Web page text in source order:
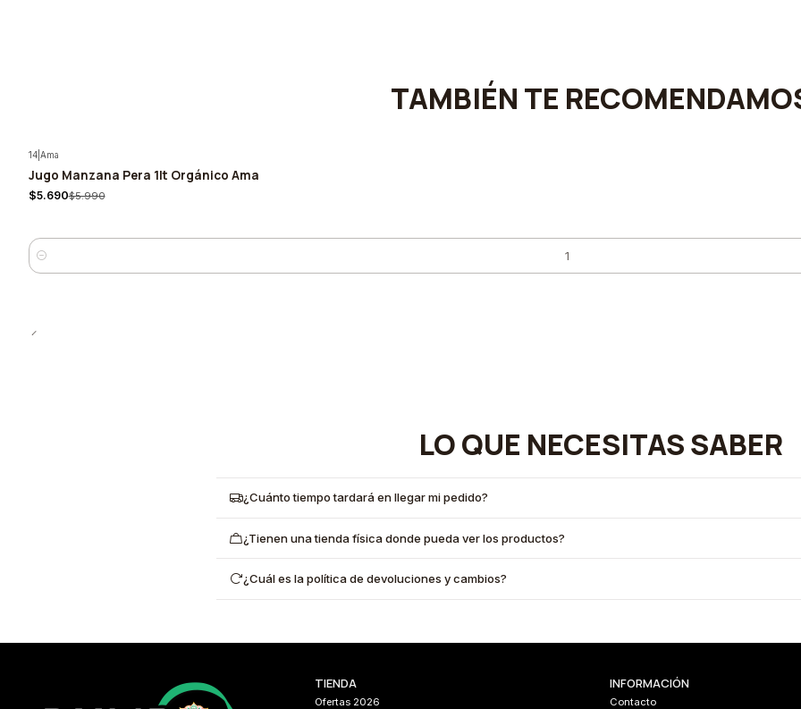
TAMBIÉN TE
-5%
14| Ama
Jugo Manzana Pera 1lt Orgánico Ama
$5.690$5.990
Cantidad
LO QUE NECESITAS SABER
¿Cuánto tiempo tardará en llegar mi pedido?
¿Tienen una tienda física donde pueda ver los productos?
¿Cuál es la política de devoluciones y cambios?
TIENDA
Ofertas 2026
INFORMACIÓN
Contacto